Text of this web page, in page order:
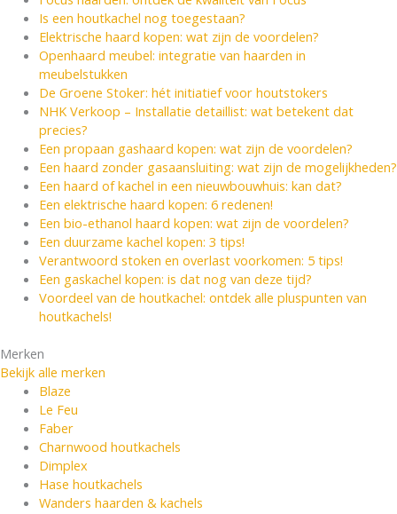
Is een houtkachel nog toegestaan?
Elektrische haard kopen: wat zijn de voordelen?
Openhaard meubel: integratie van haarden in
meubelstukken
De Groene Stoker: hét initiatief voor houtstokers
NHK Verkoop – Installatie detaillist: wat betekent dat
precies?
Een propaan gashaard kopen: wat zijn de voordelen?
Een haard zonder gasaansluiting: wat zijn de mogelijkheden?
Een haard of kachel in een nieuwbouwhuis: kan dat?
Een elektrische haard kopen: 6 redenen!
Een bio-ethanol haard kopen: wat zijn de voordelen?
Een duurzame kachel kopen: 3 tips!
Verantwoord stoken en overlast voorkomen: 5 tips!
Een gaskachel kopen: is dat nog van deze tijd?
Voordeel van de houtkachel: ontdek alle pluspunten van
houtkachels!
Merken
Bekijk alle merken
Blaze
Le Feu
Faber
Charnwood houtkachels
Dimplex
Hase houtkachels
Wanders haarden & kachels